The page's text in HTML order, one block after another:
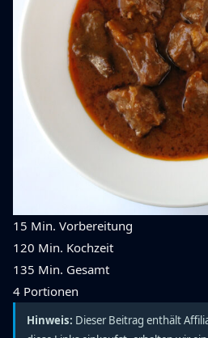
15 Min. Vorbereitung
120 Min. Kochzeit
135 Min. Gesamt
4 Portionen
Hinweis: Dieser Beitrag enthält